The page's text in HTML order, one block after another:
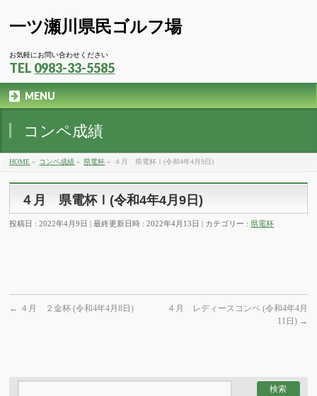
一ツ瀬川県民ゴルフ場
お気軽にお問い合わせください
TEL 0983-33-5585
MENU
コンペ成績
HOME » コンペ成績 » 県電杯 » ４月 県電杯Ⅰ(令和4年4月9日)
４月 県電杯Ⅰ(令和4年4月9日)
投稿日 : 2022年4月9日 最終更新日時 : 2022年4月13日 カテゴリー : 県電杯
← ４月 ２金杯 (令和4年4月8日)
４月 レディースコンペ (令和4年4月
11日) →